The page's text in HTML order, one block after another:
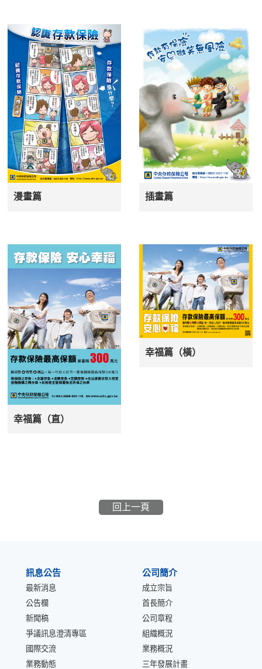
漫畫篇 插畫篇
幸福篇（直）
幸福篇（橫）
回上一頁
訊息公告
最新消息
公告欄
新聞稿
爭議訊息澄清專區
國際交流
業務動態
公司簡介
成立宗旨
首長簡介
公司章程
組織概況
業務概況
三年發展計畫